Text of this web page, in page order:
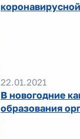
22.01.2021
В новогодние
образования